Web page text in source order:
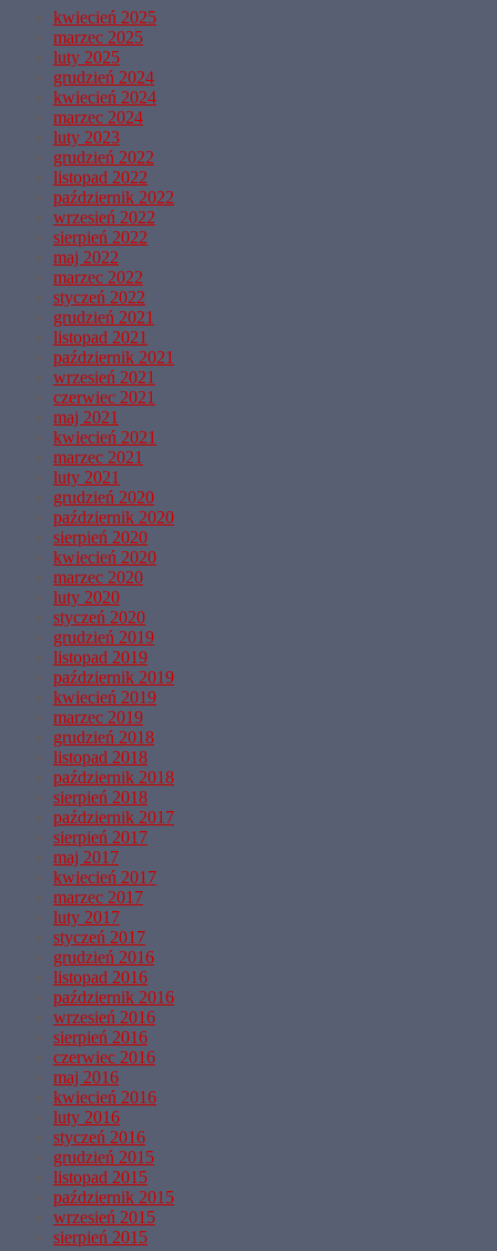
kwiecień 2025
marzec 2025
luty 2025
grudzień 2024
kwiecień 2024
marzec 2024
luty 2023
grudzień 2022
listopad 2022
październik 2022
wrzesień 2022
sierpień 2022
maj 2022
marzec 2022
styczeń 2022
grudzień 2021
listopad 2021
październik 2021
wrzesień 2021
czerwiec 2021
maj 2021
kwiecień 2021
marzec 2021
luty 2021
grudzień 2020
październik 2020
sierpień 2020
kwiecień 2020
marzec 2020
luty 2020
styczeń 2020
grudzień 2019
listopad 2019
październik 2019
kwiecień 2019
marzec 2019
grudzień 2018
listopad 2018
październik 2018
sierpień 2018
październik 2017
sierpień 2017
maj 2017
kwiecień 2017
marzec 2017
luty 2017
styczeń 2017
grudzień 2016
listopad 2016
październik 2016
wrzesień 2016
sierpień 2016
czerwiec 2016
maj 2016
kwiecień 2016
luty 2016
styczeń 2016
grudzień 2015
listopad 2015
październik 2015
wrzesień 2015
sierpień 2015